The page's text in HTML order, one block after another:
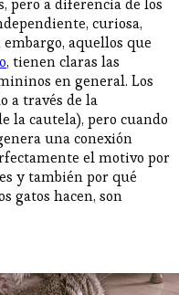
curiosa,
aquellos que
, tienen claras las
en general. Los
a través de la
la cautela), pero cuando
una conexión
el motivo por
y también por qué
gatos hacen, son